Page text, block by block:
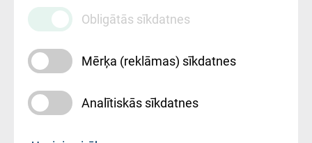
Maksas
pakalpojumu
cenrādis
Obligātās sīkdatnes
Mērķa (reklāmas) sīkdatnes
Analītiskās sīkdatnes